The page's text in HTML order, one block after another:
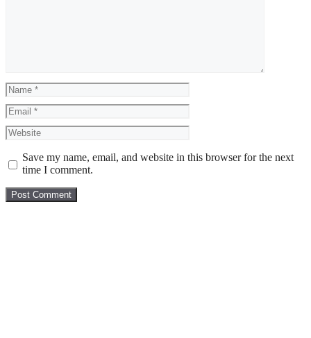
Name
Email
Website
Save my name, email, and website in this browser for the next
time I comment.